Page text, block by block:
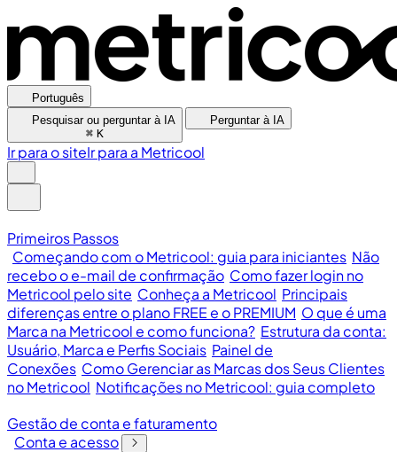
Português
Pesquisar ou perguntar à IA
⌘ K
Perguntar à IA
Ir para o siteIr para a Metricool
Primeiros Passos
Começando com o Metricool: guia para iniciantes Não
recebo o e-mail de confirmação Como fazer login no
Metricool pelo site Conheça a Metricool Principais
diferenças entre o plano FREE e o PREMIUM O que é uma
Marca na Metricool e como funciona? Estrutura da conta:
Usuário, Marca e Perfis Sociais Painel de
Conexões Como Gerenciar as Marcas dos Seus Clientes
no Metricool Notificações no Metricool: guia completo
Gestão de conta e faturamento
Conta e acesso